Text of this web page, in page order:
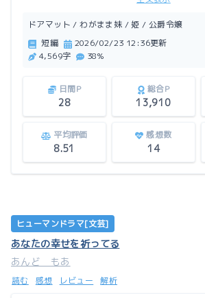
だけ。そんなミレーネに手を差し伸
この作品はアルファポリスにも掲載し
ドアマット / わがまま妹 / 姫 / 公爵令嬢
短編
2026/02/23 12:36更新
4,569字
38%
日間P
28
総合P
13,910
平均評価
8.51
感想数
14
ヒューマンドラマ[文芸]
あなたの幸せを祈ってる
あんど もあ
読む 感想 レビュー 解析